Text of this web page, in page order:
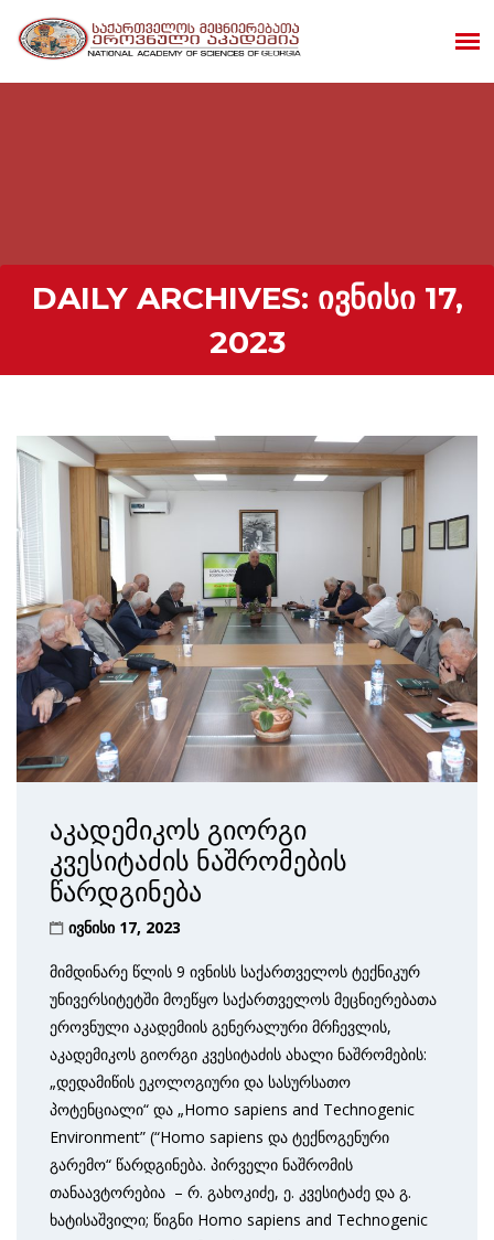
DAILY ARCHIVES: ᲘᲕᲜᲘᲡᲘ 17,
2023
აკადემიკოს გიორგი
კვესიტაძის ნაშრომების
წარდგინება
ივნისი 17, 2023
მიმდინარე წლის 9 ივნისს საქართველოს ტექნიკურ
უნივერსიტეტში მოეწყო საქართველოს მეცნიერებათა
ეროვნული აკადემიის გენერალური მრჩევლის,
აკადემიკოს გიორგი კვესიტაძის ახალი ნაშრომების:
„დედამიწის ეკოლოგიური და სასურსათო
პოტენციალი“ და „Homo sapiens and Technogenic
Environment” (“Homo sapiens და ტექნოგენური
გარემო“ წარდგინება. პირველი ნაშრომის
თანაავტორებია – რ. გახოკიძე, ე. კვესიტაძე და გ.
ხატისაშვილი; წიგნი Homo sapiens and Technogenic